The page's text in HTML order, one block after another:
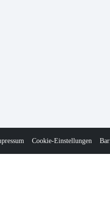
Cookie-Einstellungen